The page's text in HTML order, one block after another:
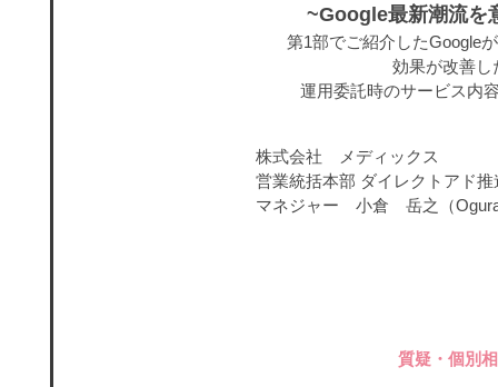
~Google最新潮流を
第1部でご紹介したGoogle
効果が改善し
運用委託時のサービス内
株式会社 メディックス
営業統括本部 ダイレクトアド推
マネジャー 小倉 岳之（
質疑・個別